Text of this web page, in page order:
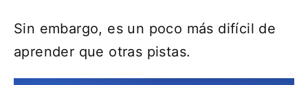
Sin embargo, es un poco más difícil de
aprender que otras pistas.